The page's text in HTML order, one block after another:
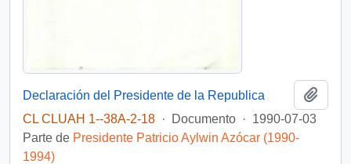
Declaración del Presidente de la Republica
CL CLUAH 1--38A-2-18 · Documento · 1990-07-03
Parte de Presidente Patricio Aylwin Azócar (1990-
1994)